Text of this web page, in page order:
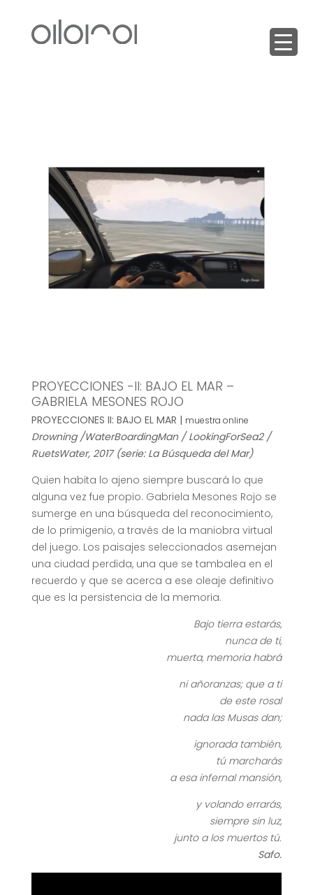
PROYECCIONES -II: BAJO EL MAR –
GABRIELA MESONES ROJO
PROYECCIONES II: BAJO EL MAR | muestra online
Drowning /WaterBoardingMan / LookingForSea2 /
RuetsWater, 2017 (serie: La Búsqueda del Mar)
Quien habita lo ajeno siempre buscará lo que
alguna vez fue propio. Gabriela Mesones Rojo se
sumerge en una búsqueda del reconocimiento,
de lo primigenio, a través de la maniobra virtual
del juego. Los paisajes seleccionados asemejan
una ciudad perdida, una que se tambalea en el
recuerdo y que se acerca a ese oleaje definitivo
que es la persistencia de la memoria.
Bajo tierra estarás,
nunca de ti,
muerta, memoria habrá
ni añoranzas; que a ti
de este rosal
nada las Musas dan;
ignorada también,
tú marcharás
a esa infernal mansión,
y volando errarás,
siempre sin luz,
junto a los muertos tú.
Safo.